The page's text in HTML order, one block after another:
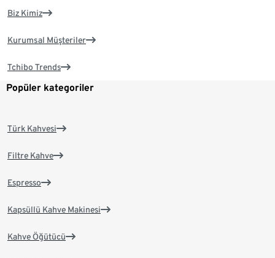
Biz Kimiz
Kurumsal Müşteriler
Tchibo Trends
Popüler kategoriler
Türk Kahvesi
Filtre Kahve
Espresso
Kapsüllü Kahve Makinesi
Kahve Öğütücü